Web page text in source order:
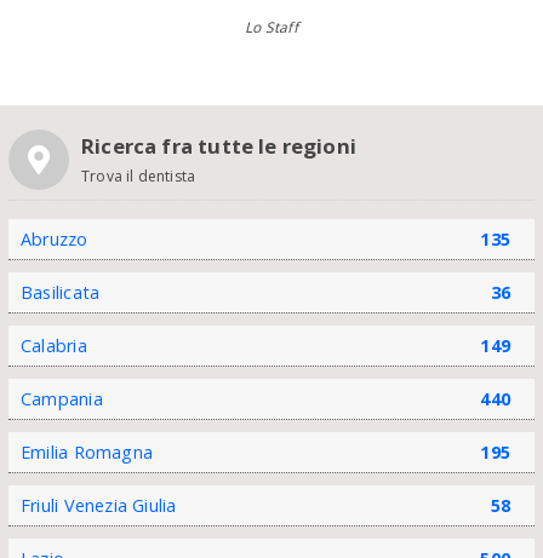
Lo Staff
Ricerca fra tutte le regioni
Trova il dentista
Abruzzo 135
Basilicata 36
Calabria 149
Campania 440
Emilia Romagna 195
Friuli Venezia Giulia 58